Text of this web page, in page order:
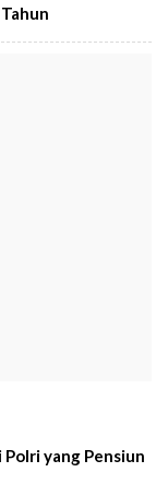
yang Pensiun